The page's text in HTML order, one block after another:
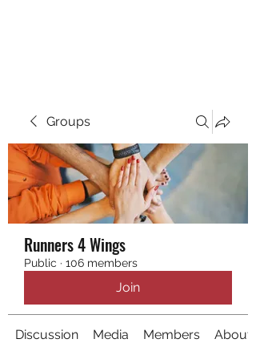
Groups
Runners 4 Wings
Public · 106 members
Join
Discussion Media Members About